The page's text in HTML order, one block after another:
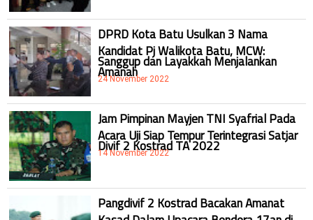
DPRD Kota Batu Usulkan 3 Nama
Kandidat Pj Walikota Batu, MCW:
Sanggup dan Layakkah Menjalankan
Amanah
24 November 2022
Jam Pimpinan Mayjen TNI Syafrial Pada
Acara Uji Siap Tempur Terintegrasi Satjar
Divif 2 Kostrad TA 2022
14 November 2022
Pangdivif 2 Kostrad Bacakan Amanat
Kasad Dalam Upacara Bendera 17an di